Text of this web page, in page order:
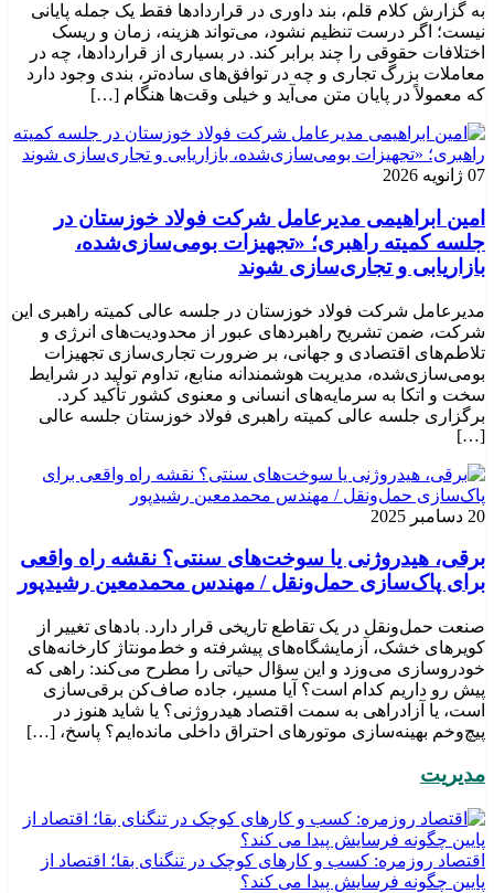
به گزارش کلام قلم، بند داوری در قراردادها فقط یک جمله پایانی
نیست؛ اگر درست تنظیم نشود، می‌تواند هزینه، زمان و ریسک
اختلافات حقوقی را چند برابر کند. در بسیاری از قراردادها، چه در
معاملات بزرگ تجاری و چه در توافق‌های ساده‌تر، بندی وجود دارد
که معمولاً در پایان متن می‌آید و خیلی وقت‌ها هنگام […]
07 ژانویه 2026
امین ابراهیمی مدیرعامل شرکت فولاد خوزستان در
جلسه کمیته راهبری؛ «تجهیزات بومی‌سازی‌شده،
بازاریابی و تجاری‌سازی شوند
مدیرعامل شرکت فولاد خوزستان در جلسه عالی کمیته راهبری این
شرکت، ضمن تشریح راهبردهای عبور از محدودیت‌های انرژی و
تلاطم‌های اقتصادی و جهانی، بر ضرورت تجاری‌سازی تجهیزات
بومی‌سازی‌شده، مدیریت هوشمندانه منابع، تداوم تولید در شرایط
سخت و اتکا به سرمایه‌های انسانی و معنوی کشور تأکید کرد.
برگزاری جلسه عالی کمیته راهبری فولاد خوزستان جلسه عالی
[…]
20 دسامبر 2025
برقی، هیدروژنی یا سوخت‌های سنتی؟ نقشه راه واقعی
برای پاک‌سازی حمل‌ونقل / مهندس محمدمعین رشیدپور
صنعت حمل‌ونقل در یک تقاطع تاریخی قرار دارد. بادهای تغییر از
کویرهای خشک، آزمایشگاه‌های پیشرفته و خط‌مونتاژ کارخانه‌های
خودروسازی می‌وزد و این سؤال حیاتی را مطرح می‌کند: راهی که
پیش رو داریم کدام است؟ آیا مسیر، جاده صاف‌کن برقی‌سازی
است، یا آزادراهی به سمت اقتصاد هیدروژنی؟ یا شاید هنوز در
پیچ‌وخم بهینه‌سازی موتورهای احتراق داخلی مانده‌ایم؟ پاسخ، […]
مدیریت
اقتصاد روزمره: کسب‌ و کارهای کوچک در تنگنای بقا؛ اقتصاد از
پایین چگونه فرسایش پیدا می کند؟